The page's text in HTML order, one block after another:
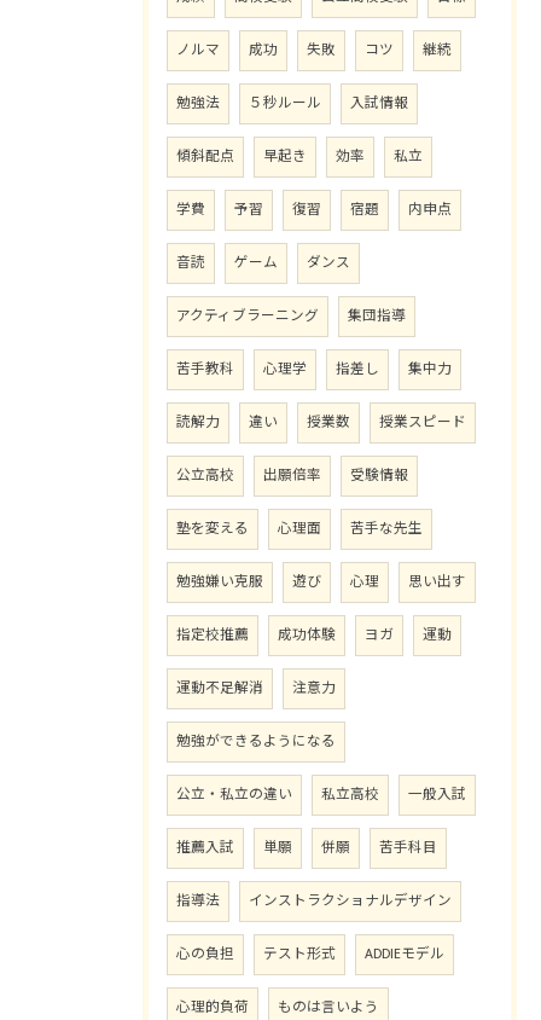
ノルマ 成功 失敗 コツ 継続
勉強法 ５秒ルール 入試情報
傾斜配点 早起き 効率 私立
学費 予習 復習 宿題 内申点
音読 ゲーム ダンス
アクティブラーニング 集団指導
苦手教科 心理学 指差し 集中力
読解力 違い 授業数 授業スピード
公立高校 出願倍率 受験情報
塾を変える 心理面 苦手な先生
勉強嫌い克服 遊び 心理 思い出す
指定校推薦 成功体験 ヨガ 運動
運動不足解消 注意力
勉強ができるようになる
公立・私立の違い 私立高校 一般入試
推薦入試 単願 併願 苦手科目
指導法 インストラクショナルデザイン
心の負担 テスト形式 ADDIEモデル
心理的負荷 ものは言いよう